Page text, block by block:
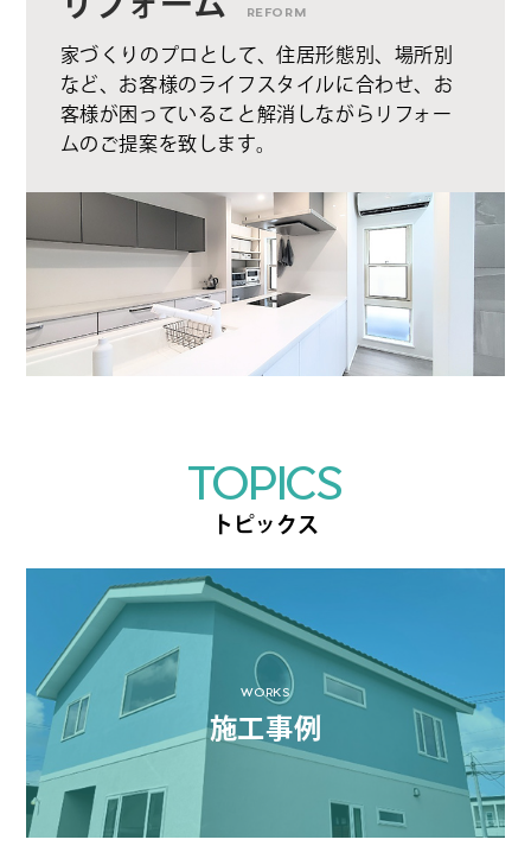
REFORM
家づくりのプロとして、住居形態別、場所別
など、お客様のライフスタイルに合わせ、お
客様が困っていること解消しながらリフォー
ムのご提案を致します。
TOPICS
トピックス
WORKS
施工事例